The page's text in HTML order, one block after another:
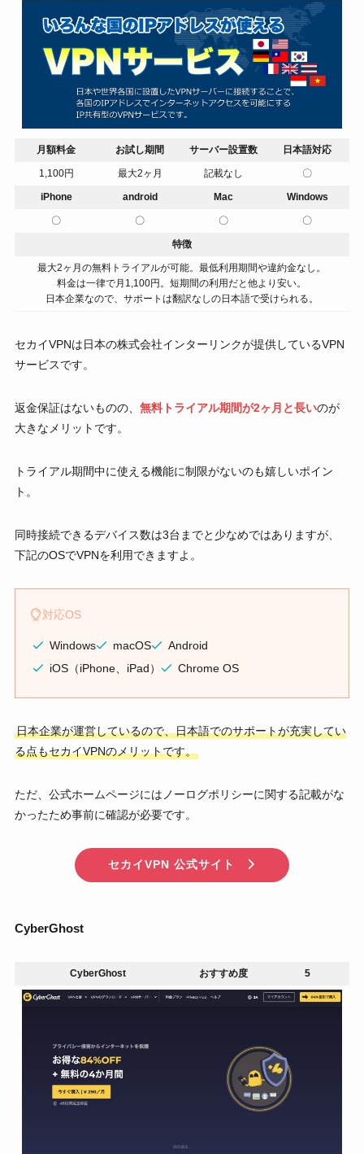
月額料金 お試し期間 サーバー設置数 日本語対応
1,100円 最大2ヶ月 記載なし 〇
iPhone android Mac Windows
〇 〇 〇 〇
特徴
最大2ヶ月の無料トライアルが可能。最低利用期間や違約金なし。
料金は一律で月1,100円。短期間の利用だと他より安い。
日本企業なので、サポートは翻訳なしの日本語で受けられる。
セカイVPNは日本の株式会社インターリンクが提供しているVPN
サービスです。
返金保証はないものの、 無料トライアル期間が2ヶ月と長いのが
大きなメリットです。
トライアル期間中に使える機能に制限がないのも嬉しいポイン
ト。
同時接続できるデバイス数は3台までと少なめではありますが、
下記のOSでVPNを利用できますよ。
対応OS
Windows macOS
Android
iOS（iPhone、iPad）
Chrome OS
日本企業が運営しているので、日本語でのサポートが充実してい
る点もセカイVPNのメリットです。
ただ、公式ホームページにはノーログポリシーに関する記載がな
かったため事前に確認が必要です。
セカイVPN 公式サイト
CyberGhost
CyberGhost おすすめ度 5